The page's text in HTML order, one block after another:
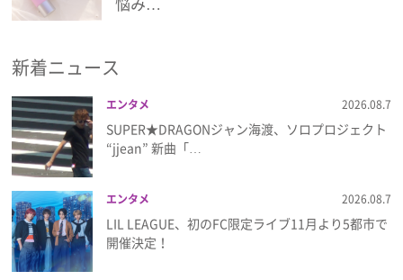
カフェ・グルメ
エンタメ
ライフスタイル
プレゼント
インタビュー
新着ニュース
エンタメ 2026.08.7
SUPER★DRAGONジャン海渡、ソロプロジェクト
“jjean” 新曲「…
エンタメ 2026.08.7
LIL LEAGUE、初のFC限定ライブ11月より5都市で
開催決定！